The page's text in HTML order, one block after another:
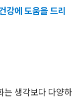
강에 도움을 드리
는 생각보다 다양하